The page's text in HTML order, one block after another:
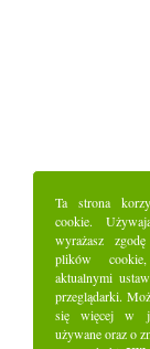
Ta strona
cookie.
wyrażasz
plików
aktualnymi
przeglądarki.
się więcej w
używane oraz o